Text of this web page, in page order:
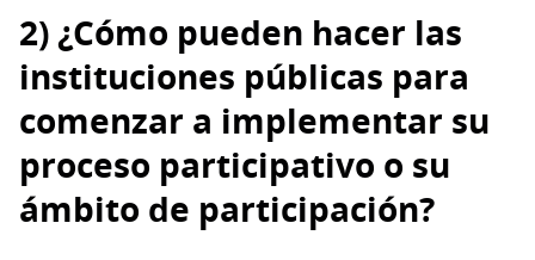
2) ¿Cómo pueden hacer las
instituciones públicas para
comenzar a implementar su
proceso participativo o su
ámbito de participación?